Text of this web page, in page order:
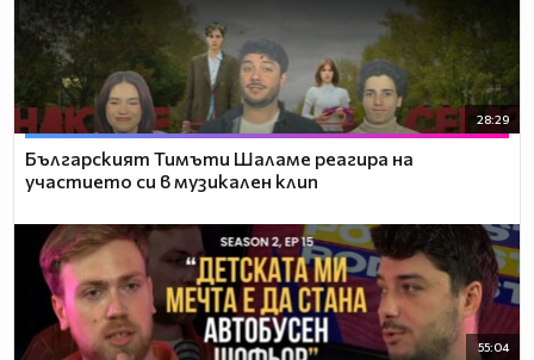
28:29
Българският Тимъти Шаламе реагира на
участието си в музикален клип
55:04